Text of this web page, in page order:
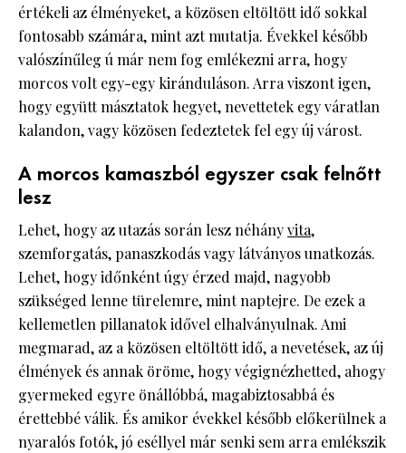
értékeli az élményeket, a közösen eltöltött idő sokkal
fontosabb számára, mint azt mutatja. Évekkel később
valószínűleg ú már nem fog emlékezni arra, hogy
morcos volt egy-egy kiránduláson. Arra viszont igen,
hogy együtt másztatok hegyet, nevettetek egy váratlan
kalandon, vagy közösen fedeztetek fel egy új várost.
A morcos kamaszból egyszer csak felnőtt
lesz
Lehet, hogy az utazás során lesz néhányvita,
szemforgatás, panaszkodás vagy látványos unatkozás.
Lehet, hogy időnként úgy érzed majd, nagyobb
szükséged lenne türelemre, mint naptejre. De ezek a
kellemetlen pillanatok idővel elhalványulnak. Ami
megmarad, az a közösen eltöltött idő, a nevetések, az új
élmények és annak öröme, hogy végignézhetted, ahogy
gyermeked egyre önállóbbá, magabiztosabbá és
érettebbé válik. És amikor évekkel később előkerülnek a
nyaralós fotók, jó eséllyel már senki sem arra emlékszik